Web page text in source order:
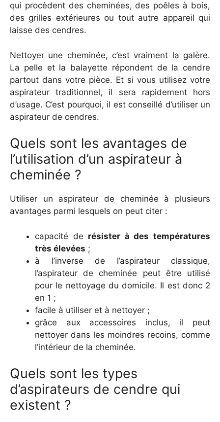
qui procèdent des cheminées, des poêles à bois,
des grilles extérieures ou tout autre appareil qui
laisse des cendres.
Nettoyer une cheminée, c’est vraiment la galère.
La pelle et la balayette répondent de la cendre
partout dans votre pièce. Et si vous utilisez votre
aspirateur traditionnel, il sera rapidement hors
d’usage. C’est pourquoi, il est conseillé d’utiliser un
aspirateur de cendres.
Quels sont les avantages de
l’utilisation d’un aspirateur à
cheminée ?
Utiliser un aspirateur de cheminée à plusieurs
avantages parmi lesquels on peut citer :
capacité de résister à des températures
très élevées ;
à l’inverse de l’aspirateur classique,
l’aspirateur de cheminée peut être utilisé
pour le nettoyage du domicile. Il est donc 2
en 1 ;
facile à utiliser et à nettoyer ;
grâce aux accessoires inclus, il peut
nettoyer dans les moindres recoins, comme
l’intérieur de la cheminée.
Quels sont les types
d’aspirateurs de cendre qui
existent ?